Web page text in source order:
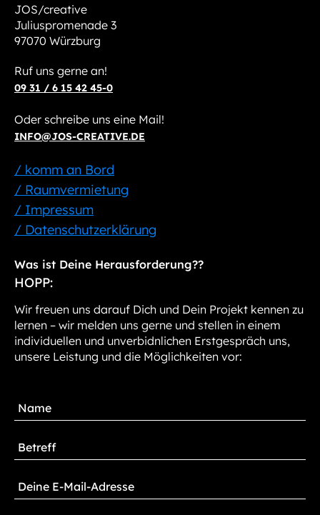
JOS/creative
Juliuspromenade 3
97070 Würzburg
Ruf uns gerne an!
09 31 / 6 15 42 45-0
Oder schreibe uns eine Mail!
INFO@JOS-CREATIVE.DE
/ komm an Bord
/ Raumvermietung
/ Impressum
/ Datenschutzerklärung
Was ist Deine Herausforderung??
HOPP:
Wir freuen uns darauf Dich und Dein Projekt kennen zu
lernen – wir melden uns gerne und stellen in einem
individuellen und unverbidnlichen Erstgespräch uns,
unsere Leistung und die Möglichkeiten vor: